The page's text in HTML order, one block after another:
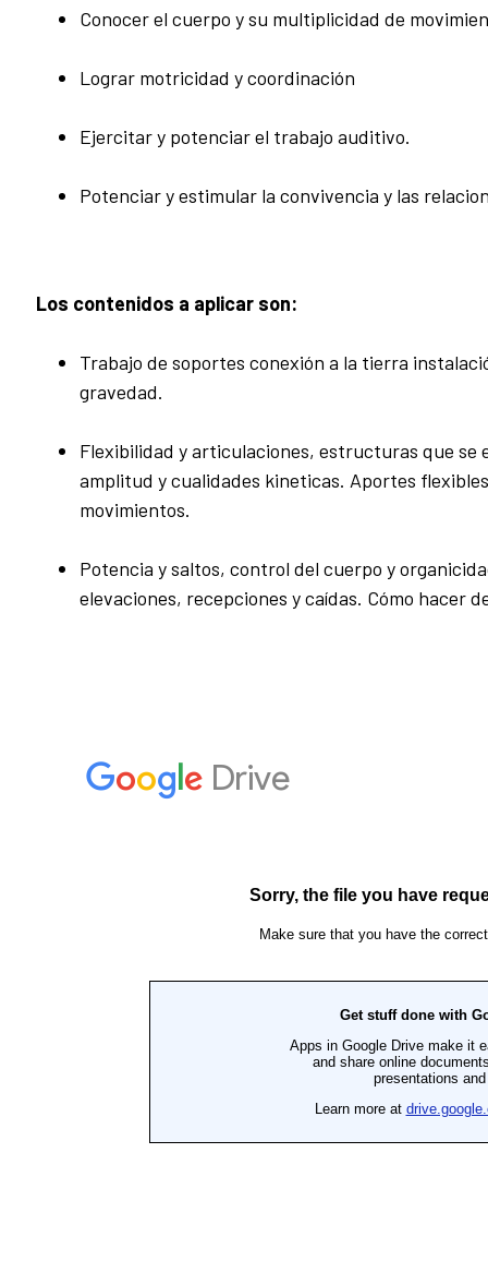
Conocer el cuerpo y su multiplicidad de
Lograr motricidad y coordinación
Ejercitar y potenciar el trabajo auditivo.
Potenciar y estimular la convivencia y las
Los contenidos a aplicar son:
Trabajo de soportes conexión a la tierra
gravedad.
Flexibilidad y articulaciones, estructuras que se
amplitud y cualidades kineticas. Aportes
movimientos.
Potencia y saltos, control del cuerpo y
elevaciones, recepciones y caídas. Cómo hacer